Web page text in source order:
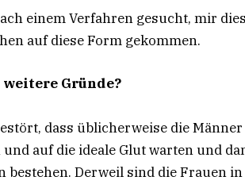
einem Verfahren gesucht, mir
auf diese Form gekommen.
weitere Gründe?
dass üblicherweise die
auf die ideale Glut warten und
bestehen. Derweil sind die Frauen